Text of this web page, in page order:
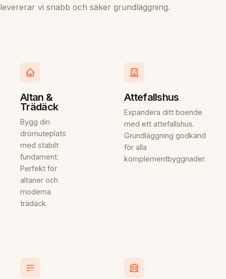
levererar vi snabb och säker grundläggning.
Altan &
Trädäck
Bygg din
drömuteplats
med stabilt
fundament.
Perfekt för
altaner och
moderna
trädäck.
Attefallshus
Expandera ditt boende
med ett attefallshus.
Grundläggning godkänd
för alla
komplementbyggnader.